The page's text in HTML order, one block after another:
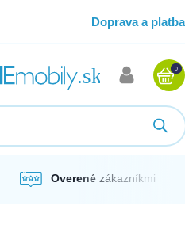
Doprava a platba
0
Overené zákazníkmi